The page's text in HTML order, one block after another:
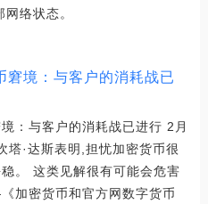
络状态。
窘境：与客户的消耗战已
：与客户的消耗战已进行 2月
塔·达斯表明,担忧加密货币很
。 这类见解很有可能会危害
加密货币和官方网数字货币